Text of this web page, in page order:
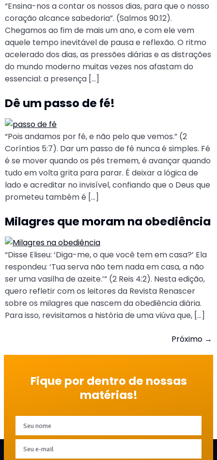
“Ensina-nos a contar os nossos dias, para que o nosso
coração alcance sabedoria”. (Salmos 90:12).
Chegamos ao fim de mais um ano, e com ele vem
aquele tempo inevitável de pausa e reflexão. O ritmo
acelerado dos dias, as pressões diárias e as distrações
do mundo moderno muitas vezes nos afastam do
essencial: a presença […]
Dê um passo de fé!
“Pois andamos por fé, e não pelo que vemos.” (2
Coríntios 5:7). Dar um passo de fé nunca é simples. Fé
é se mover quando os pés tremem, é avançar quando
tudo em volta grita para parar. É deixar a lógica de
lado e acreditar no invisível, confiando que o Deus que
prometeu também é […]
Milagres que moram na obediência
“Disse Eliseu: ‘Diga-me, o que você tem em casa?’ Ela
respondeu: ‘Tua serva não tem nada em casa, a não
ser uma vasilha de azeite.’” (2 Reis 4:2). Nesta edição,
quero refletir com os leitores da Revista Renascer
sobre os milagres que nascem da obediência diária.
Para isso, revisitamos a história de uma viúva que, […]
Próximo →
Fique por dentro de nossas
matérias!